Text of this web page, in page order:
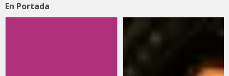
En Portada